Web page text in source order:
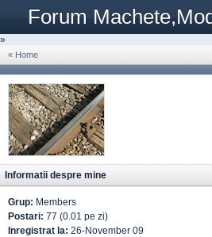
Forum
»
« Home
Informatii despre mine
Grup: Members
Postari: 77 (0.01 pe zi)
Inregistrat la: 26-November 09